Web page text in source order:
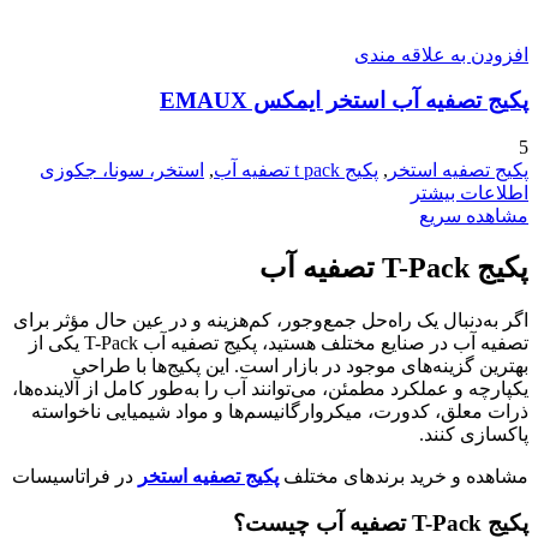
افزودن به علاقه مندی
پکیج تصفیه آب استخر ایمکس EMAUX
5
پکیج تصفیه استخر , پکیج t pack تصفیه آب , استخر، سونا، جکوزی
اطلاعات بیشتر
مشاهده سریع
پکیج T-Pack تصفیه آب
اگر به‌دنبال یک راه‌حل جمع‌وجور، کم‌هزینه و در عین حال مؤثر برای
تصفیه آب در صنایع مختلف هستید، پکیج تصفیه آب T-Pack یکی از
بهترین گزینه‌های موجود در بازار است. این پکیج‌ها با طراحی
یکپارچه و عملکرد مطمئن، می‌توانند آب را به‌طور کامل از آلاینده‌ها،
ذرات معلق، کدورت، میکروارگانیسم‌ها و مواد شیمیایی ناخواسته
پاکسازی کنند.
مشاهده و خرید برندهای مختلف پکیج تصفیه استخر در فراتاسیسات
پکیج T-Pack تصفیه آب چیست؟